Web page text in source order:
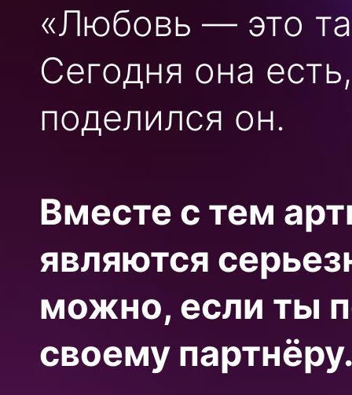
«Любовь — это
Сегодня она
поделился он.
Вместе с тем
являются
можно, если ты
своему